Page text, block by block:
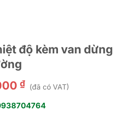
độ kèm van dừng
₫ (đã có VAT)